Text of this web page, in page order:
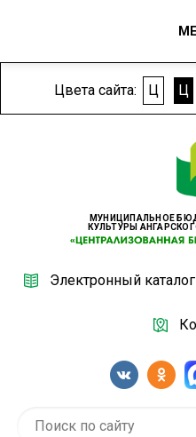
Цвета сайта: Ц Ц
МУНИЦИПАЛЬНОЕ
КУЛЬТУРЫ
Электронный каталог